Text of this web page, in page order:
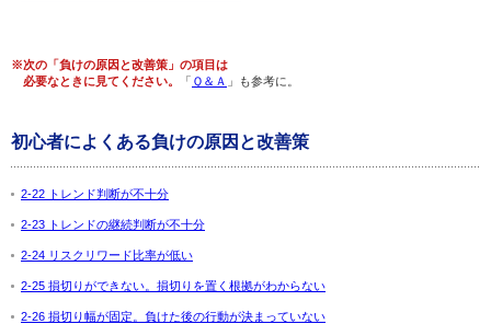
※次の「負けの原因と改善策」の項目は
必要なときに見てください。
「 Ｑ＆Ａ 」も参考に。
初心者によくある負けの原因と改善策
2-22 トレンド判断が不十分
2-23 トレンドの継続判断が不十分
2-24 リスクリワード比率が低い
2-25 損切りができない。損切りを置く根拠がわからない
2-26 損切り幅が固定。負けた後の行動が決まっていない